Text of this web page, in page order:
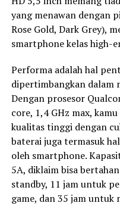
yang menawan dengan
Rose Gold, Dark Grey),
smartphone kelas high-
Performa adalah hal
dipertimbangkan dalam
Dengan prosesor
core, 1,4 GHz max,
kualitas tinggi dengan
baterai juga termasuk
oleh smartphone.
5A, diklaim bisa
standby, 11 jam untuk
game, dan 35 jam untuk